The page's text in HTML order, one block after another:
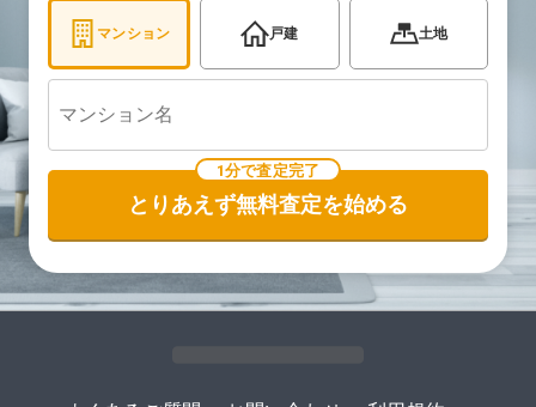
マンション 戸建 土地
1分で査定完了
とりあえず無料査定を始める